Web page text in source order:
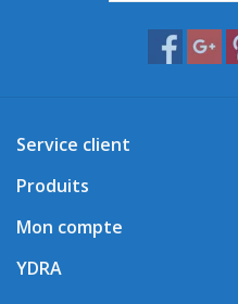
Service client
Produits
Mon compte
YDRA